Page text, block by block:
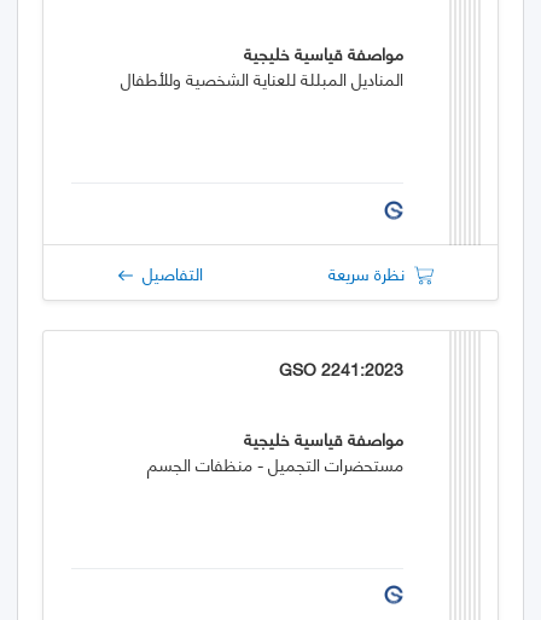
مواصفة قياسية خليجية
المناديل المبللة للعناية الشخصية وللأطفال
نظرة سريعة التفاصيل
GSO 2241:2023
مواصفة قياسية خليجية
مستحضرات التجميل - منظفات الجسم